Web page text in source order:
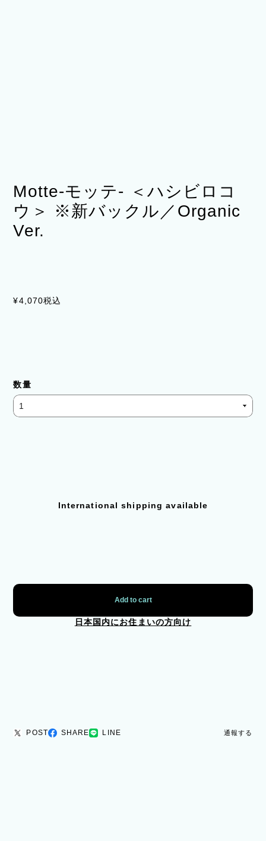
Motte-モッテ- ＜ハシビロコ
ウ＞ ※新バックル／Organic
Ver.
¥4,070税込
数量
International shipping available
Add to cart
日本国内にお住まいの方向け
POST SHARE LINE 通報する